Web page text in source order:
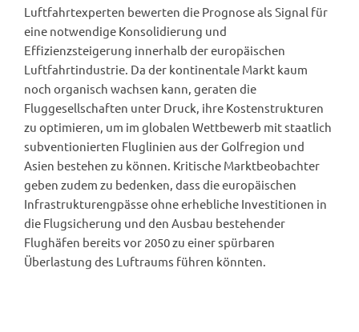
Luftfahrtexperten bewerten die Prognose als Signal für
eine notwendige Konsolidierung und
Effizienzsteigerung innerhalb der europäischen
Luftfahrtindustrie. Da der kontinentale Markt kaum
noch organisch wachsen kann, geraten die
Fluggesellschaften unter Druck, ihre Kostenstrukturen
zu optimieren, um im globalen Wettbewerb mit staatlich
subventionierten Fluglinien aus der Golfregion und
Asien bestehen zu können. Kritische Marktbeobachter
geben zudem zu bedenken, dass die europäischen
Infrastrukturengpässe ohne erhebliche Investitionen in
die Flugsicherung und den Ausbau bestehender
Flughäfen bereits vor 2050 zu einer spürbaren
Überlastung des Luftraums führen könnten.